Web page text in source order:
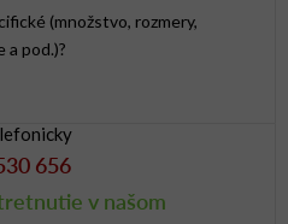
(množstvo, rozmery,
a pod.)?
656
v našom